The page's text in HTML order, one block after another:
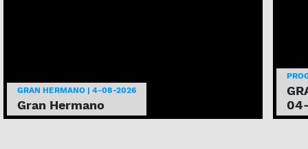
GRAN HERMANO | 4-08-2026
Gran Hermano